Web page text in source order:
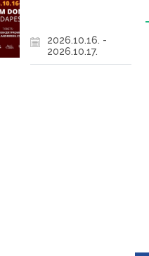
2026.10.16. -
2026.10.17.